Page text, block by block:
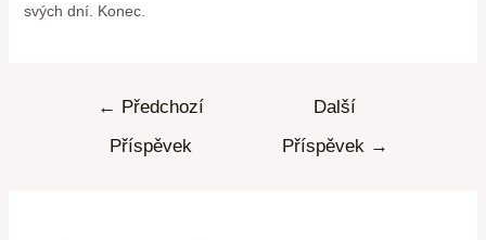
svých dní. Konec.
← Předchozí
Příspěvek
Další
Příspěvek →